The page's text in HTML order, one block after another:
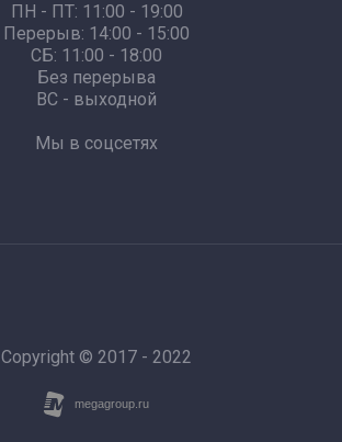
ПН - ПТ: 11:00 - 19:00
Перерыв: 14:00 - 15:00
СБ: 11:00 - 18:00
Без перерыва
ВС - выходной
Мы в соцсетях
Copyright © 2017 - 2022